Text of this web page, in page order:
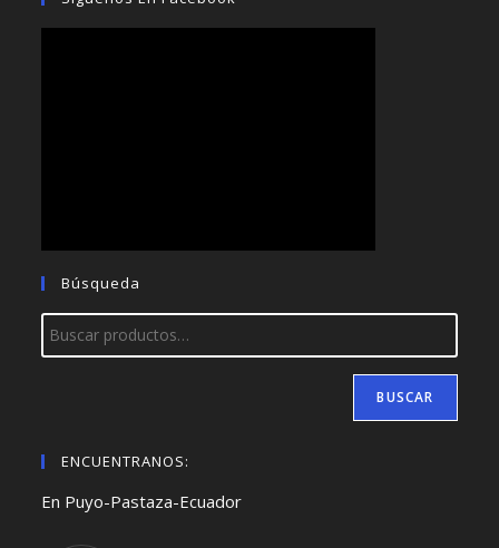
Búsqueda
BUSCAR
ENCUENTRANOS:
En Puyo-Pastaza-Ecuador